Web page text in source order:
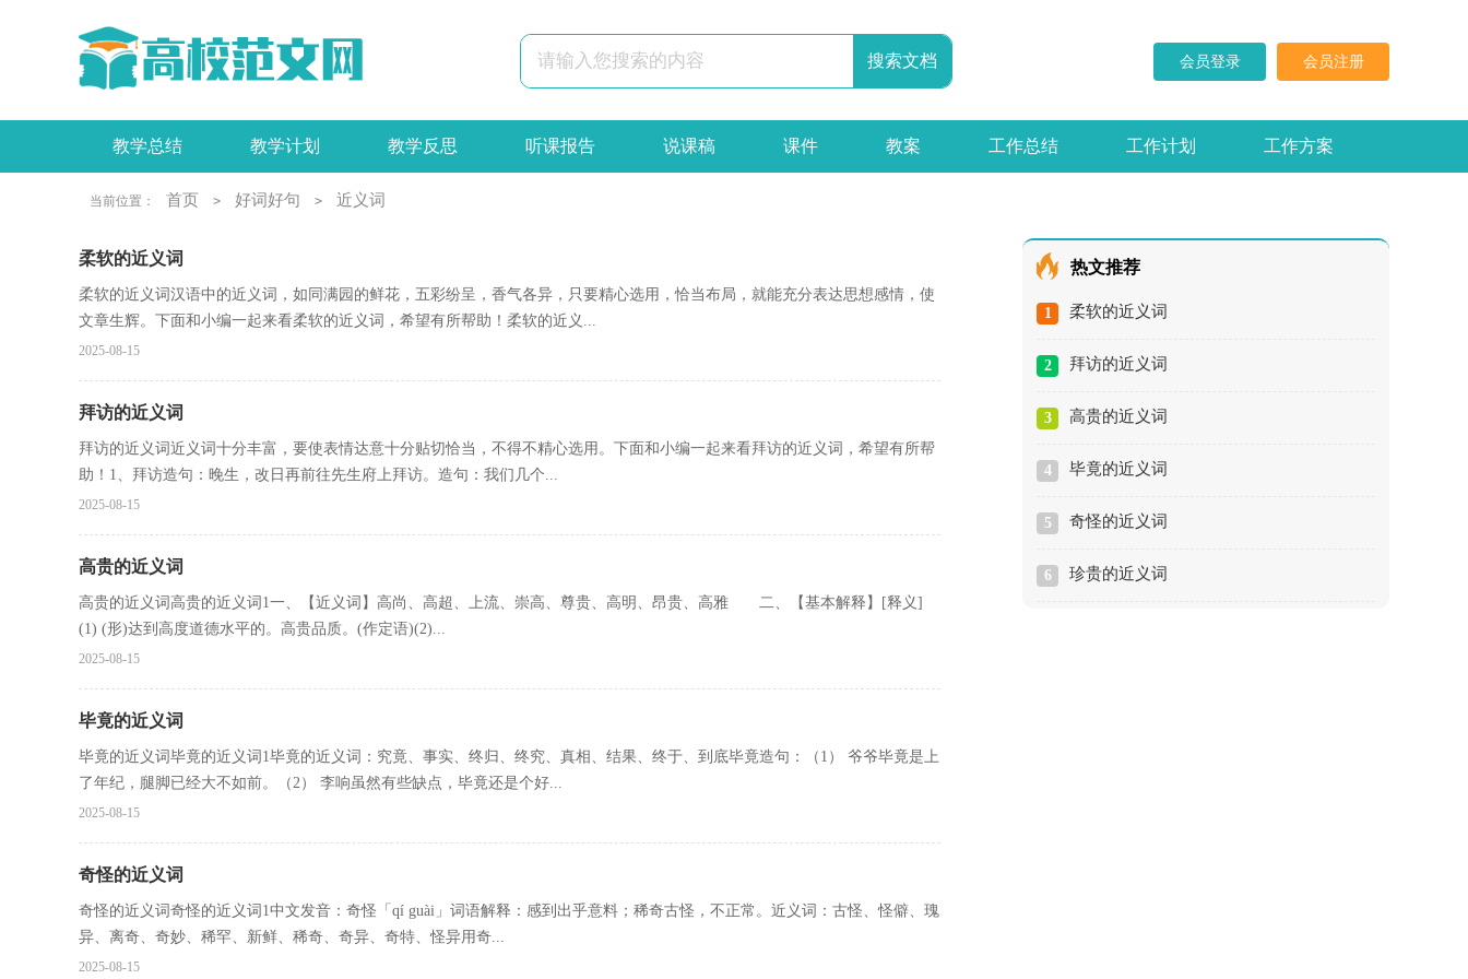
会员登录 会员注册
教学总结 教学计划 教学反思 听课报告 说课稿 课件 教案 工作总结 工作计划 工作方案
工作报告 活动总结
当前位置： 首页 > 好词好句 > 近义词
柔软的近义词
柔软的近义词汉语中的近义词，如同满园的鲜花，五彩纷呈，香气各异，只要精心选用，恰当布局，就能充分表达思想感情，使
文章生辉。下面和小编一起来看柔软的近义词，希望有所帮助！柔软的近义...
2025-08-15
拜访的近义词
拜访的近义词近义词十分丰富，要使表情达意十分贴切恰当，不得不精心选用。下面和小编一起来看拜访的近义词，希望有所帮
助！1、拜访造句：晚生，改日再前往先生府上拜访。造句：我们几个...
2025-08-15
高贵的近义词
高贵的近义词高贵的近义词1一、【近义词】高尚、高超、上流、崇高、尊贵、高明、昂贵、高雅 二、【基本解释】[释义]
(1) (形)达到高度道德水平的。高贵品质。(作定语)(2)...
2025-08-15
毕竟的近义词
毕竟的近义词毕竟的近义词1毕竟的近义词：究竟、事实、终归、终究、真相、结果、终于、到底毕竟造句：（1） 爷爷毕竟是上
了年纪，腿脚已经大不如前。（2） 李响虽然有些缺点，毕竟还是个好...
2025-08-15
奇怪的近义词
奇怪的近义词奇怪的近义词1中文发音：奇怪「qí guài」词语解释：感到出乎意料；稀奇古怪，不正常。近义词：古怪、怪僻、瑰
异、离奇、奇妙、稀罕、新鲜、稀奇、奇异、奇特、怪异用奇...
2025-08-15
热文推荐
1 柔软的近义词
2 拜访的近义词
3 高贵的近义词
4 毕竟的近义词
5 奇怪的近义词
6 珍贵的近义词